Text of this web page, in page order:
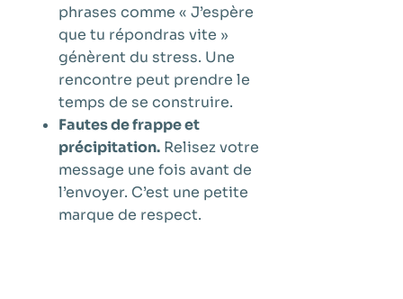
phrases comme « J’espère
que tu répondras vite »
génèrent du stress. Une
rencontre peut prendre le
temps de se construire.
Fautes de frappe et
précipitation.Relisez votre
message une fois avant de
l’envoyer. C’est une petite
marque de respect.